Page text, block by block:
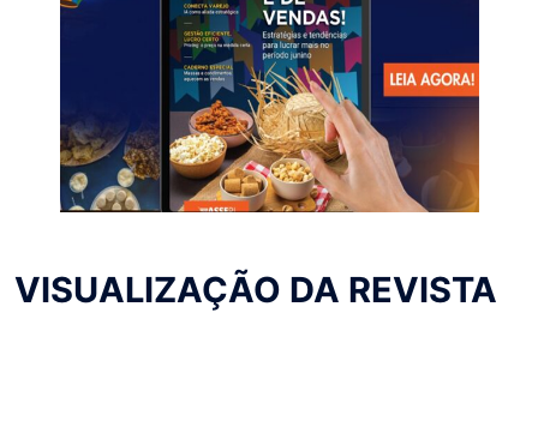
VISUALIZAÇÃO DA REVISTA